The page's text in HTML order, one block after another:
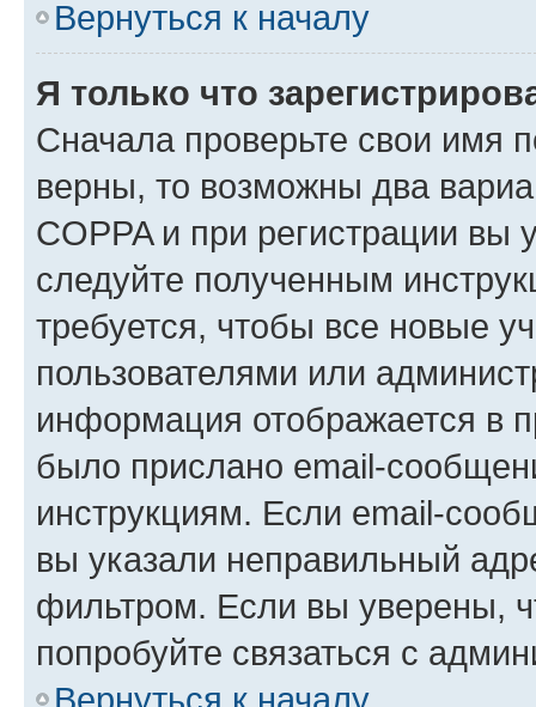
Вернуться к началу
Я только что
Сначала проверьте свои имя
верны, то возможны два
COPPA и при регистрации вы
следуйте полученным
требуется, чтобы все новые
пользователями или
информация отображается в
было прислано email-
инструкциям. Если email-
вы указали неправильный
фильтром. Если вы уверены,
попробуйте связаться с
Вернуться к началу